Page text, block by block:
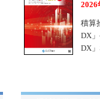
2026
積算
DX
DX